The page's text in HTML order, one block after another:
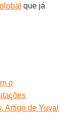
que já
o
Artigo de Yuval